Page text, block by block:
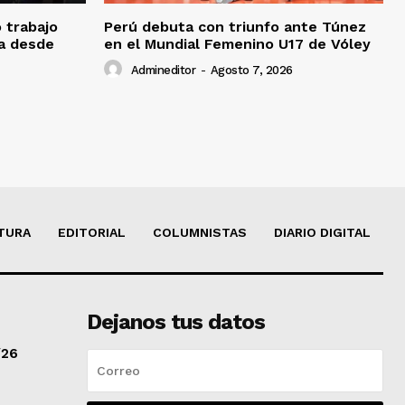
trabajo
desde
Perú debuta con triunfo ante Túnez
en el Mundial Femenino U17 de Vóley
Admineditor - Agosto 7, 2026
EDITORIAL COLUMNISTAS DIARIO DIGITAL
Dejanos tus datos